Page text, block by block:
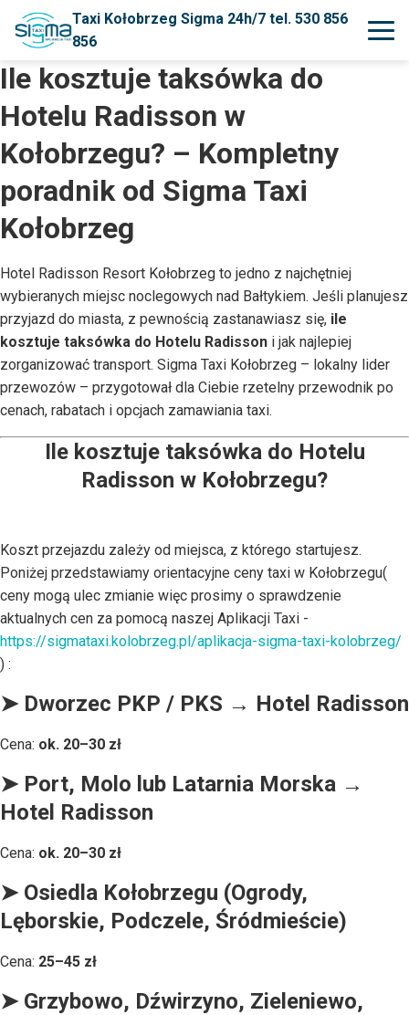
Taxi Kołobrzeg Sigma 24h/7 tel. 530 856
856
Ile kosztuje taksówka do
Hotelu Radisson w
Kołobrzegu? – Kompletny
poradnik od Sigma Taxi
Kołobrzeg
Hotel Radisson Resort Kołobrzeg to jedno z najchętniej
wybieranych miejsc noclegowych nad Bałtykiem. Jeśli planujesz
przyjazd do miasta, z pewnością zastanawiasz się, ile
kosztuje taksówka do Hotelu Radisson i jak najlepiej
zorganizować transport. Sigma Taxi Kołobrzeg – lokalny lider
przewozów – przygotował dla Ciebie rzetelny przewodnik po
cenach, rabatach i opcjach zamawiania taxi.
Ile kosztuje taksówka do Hotelu
Radisson w Kołobrzegu?
Koszt przejazdu zależy od miejsca, z którego startujesz.
Poniżej przedstawiamy orientacyjne ceny taxi w Kołobrzegu(
ceny mogą ulec zmianie więc prosimy o sprawdzenie
aktualnych cen za pomocą naszej Aplikacji Taxi -
https://sigmataxi.kolobrzeg.pl/aplikacja-sigma-taxi-kolobrzeg/
) :
➤ Dworzec PKP / PKS → Hotel Radisson
Cena: ok. 20–30 zł
➤ Port, Molo lub Latarnia Morska →
Hotel Radisson
Cena: ok. 20–30 zł
➤ Osiedla Kołobrzegu (Ogrody,
Lęborskie, Podczele, Śródmieście)
Cena: 25–45 zł
➤ Grzybowo, Dźwirzyno, Zieleniewo,